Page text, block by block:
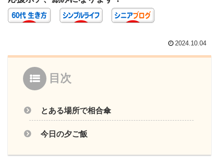
2024.10.04
目次
とある場所で相合傘
今日の夕ご飯